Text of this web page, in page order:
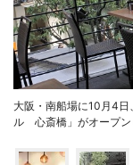
大阪・南船場に10月4
ル 心斎橋」がオープン